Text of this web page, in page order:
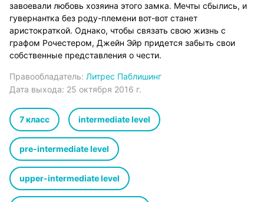
завоевали любовь хозяина этого замка. Мечты сбылись, и
гувернантка без роду-племени вот-вот станет
аристократкой. Однако, чтобы связать свою жизнь с
графом Рочестером, Джейн Эйр придется забыть свои
собственные представления о чести.
Правообладатель: Литрес Паблишинг
Дата выхода: 25 октября 2016 г.
7 класс intermediate level
pre-intermediate level
upper-intermediate level